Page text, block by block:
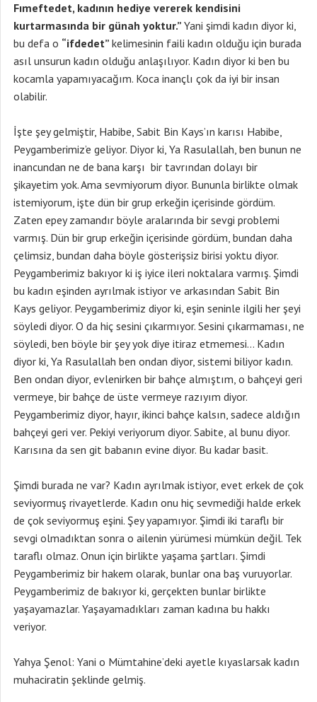
Fımeftedet, kadının hediye vererek kendisini
kurtarmasında bir günah yoktur.” Yani şimdi kadın diyor ki,
bu defa o “ifdedet” kelimesinin faili kadın olduğu için burada
asıl unsurun kadın olduğu anlaşılıyor. Kadın diyor ki ben bu
kocamla yapamıyacağım. Koca inançlı çok da iyi bir insan
olabilir.
İşte şey gelmiştir, Habibe, Sabit Bin Kays’ın karısı Habibe,
Peygamberimiz’e geliyor. Diyor ki, Ya Rasulallah, ben bunun ne
inancundan ne de bana karşı bir tavrından dolayı bir
şikayetim yok. Ama sevmiyorum diyor. Bununla birlikte olmak
istemiyorum, işte dün bir grup erkeğin içerisinde gördüm.
Zaten epey zamandır böyle aralarında bir sevgi problemi
varmış. Dün bir grup erkeğin içerisinde gördüm, bundan daha
çelimsiz, bundan daha böyle gösterişsiz birisi yoktu diyor.
Peygamberimiz bakıyor ki iş iyice ileri noktalara varmış. Şimdi
bu kadın eşinden ayrılmak istiyor ve arkasından Sabit Bin
Kays geliyor. Peygamberimiz diyor ki, eşin seninle ilgili her şeyi
söyledi diyor. O da hiç sesini çıkarmıyor. Sesini çıkarmaması, ne
söyledi, ben böyle bir şey yok diye itiraz etmemesi… Kadın
diyor ki, Ya Rasulallah ben ondan diyor, sistemi biliyor kadın.
Ben ondan diyor, evlenirken bir bahçe almıştım, o bahçeyi geri
vermeye, bir bahçe de üste vermeye razıyım diyor.
Peygamberimiz diyor, hayır, ikinci bahçe kalsın, sadece aldığın
bahçeyi geri ver. Pekiyi veriyorum diyor. Sabite, al bunu diyor.
Karısına da sen git babanın evine diyor. Bu kadar basit.
Şimdi burada ne var? Kadın ayrılmak istiyor, evet erkek de çok
seviyormuş rivayetlerde. Kadın onu hiç sevmediği halde erkek
de çok seviyormuş eşini. Şey yapamıyor. Şimdi iki taraflı bir
sevgi olmadıktan sonra o ailenin yürümesi mümkün değil. Tek
taraflı olmaz. Onun için birlikte yaşama şartları. Şimdi
Peygamberimiz bir hakem olarak, bunlar ona baş vuruyorlar.
Peygamberimiz de bakıyor ki, gerçekten bunlar birlikte
yaşayamazlar. Yaşayamadıkları zaman kadına bu hakkı
veriyor.
Yahya Şenol: Yani o Mümtahine’deki ayetle kıyaslarsak kadın
muhaciratin şeklinde gelmiş.